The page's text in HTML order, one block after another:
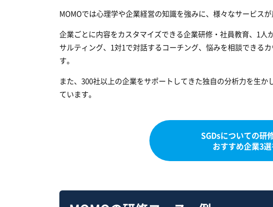
MOMOでは心理学や企業経営の知識を強みに、様々なサービスが
企業ごとに内容をカスタマイズできる企業研修・社員教育、1
サルティング、1対1で対話するコーチング、悩みを相談できる
す。
また、300社以上の企業をサポートしてきた独自の分析力を生
ています。
SGDsについての研
おすすめ企業3